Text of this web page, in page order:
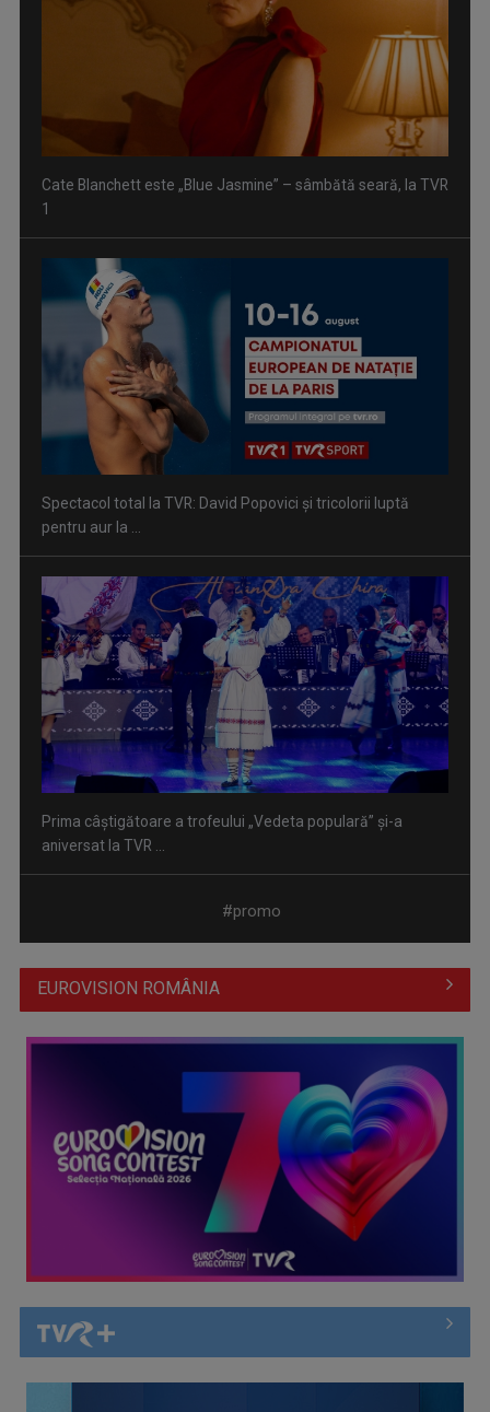
Cate Blanchett este „Blue Jasmine” – sâmbătă seară, la TVR
1
Spectacol total la TVR: David Popovici și tricolorii luptă
pentru aur la ...
Prima câştigătoare a trofeului „Vedeta populară” şi-a
aniversat la TVR ...
Întâlnire cu jazz-ul autohton, la TVR Cultural: „Contemporan
în România”, un ...
#promo
EUROVISION ROMÂNIA